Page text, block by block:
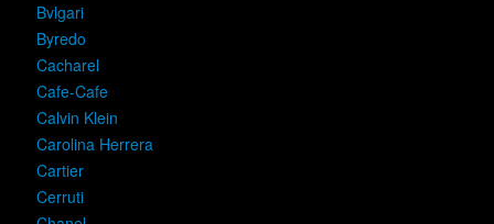
Bvlgari
Byredo
Cacharel
Cafe-Cafe
Calvin Klein
Carolina Herrera
Cartier
Cerruti